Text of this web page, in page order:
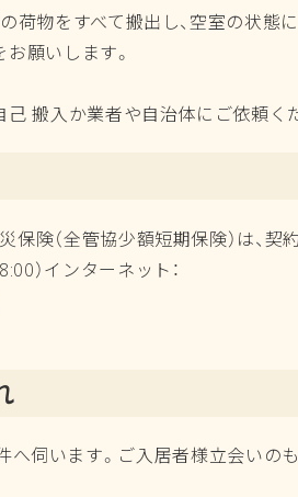
・自転車等の荷物を
願いします。
搬入か業者や自治体にご依頼く
いた火災保険（全管協
）インターネット：
険の残り期
伺います。ご入居者様立会いの
や負担額は、国土